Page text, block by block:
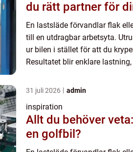
du rätt partner för
En lastsläde förvandlar flak
till en utdragbar arbetsyta.
ur bilen i stället för att du
Resultatet blir enklare
axlar oav...
31 juli 2026 admin
inspiration
Allt du behöver
en golfbil?